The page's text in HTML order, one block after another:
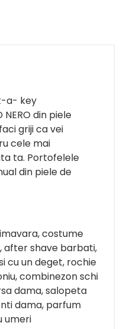
a- key
din piele
griji ca vei
cele mai
ta. Portofelele
din piele de
costume
after shave barbati,
cu un deget, rochie
combinezon schi
dama, salopeta
dama, parfum
umeri